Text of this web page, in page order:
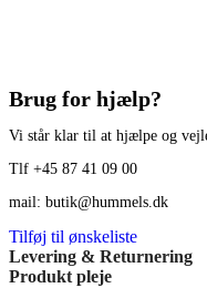
Brug for hjælp?
Vi står klar til at hjælpe og
Tlf +45 87 41 09 00
mail: butik@hummels.dk
Tilføj til ønskeliste
Levering & Returnering
Produkt pleje